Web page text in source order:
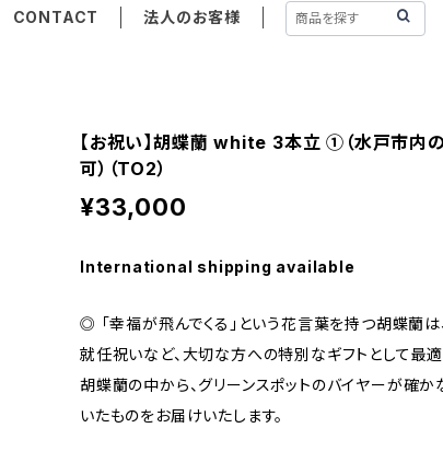
CONTACT 法人のお客様
【お祝い】胡蝶蘭 white 3本立 ①（水戸市内
可）（TO2）
¥33,000
International shipping available
◎ 「幸福が飛んでくる」という花言葉を持つ胡蝶蘭は
就任祝いなど、大切な方への特別なギフトとして最適
胡蝶蘭の中から、グリーンスポットのバイヤーが確
いたものをお届けいたします。